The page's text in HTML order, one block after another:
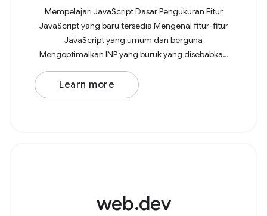
Mempelajari JavaScript Dasar Pengukuran Fitur
JavaScript yang baru tersedia Mengenal fitur-fitur
JavaScript yang umum dan berguna
Mengoptimalkan INP yang buruk yang disebabkan
oleh JavaScript Mengoptimalkan resource
JavaScript pihak ketiga
Learn more
web.dev